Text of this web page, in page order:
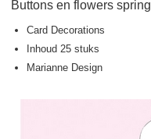
Buttons en flowers spring
Card Decorations
Inhoud 25 stuks
Marianne Design